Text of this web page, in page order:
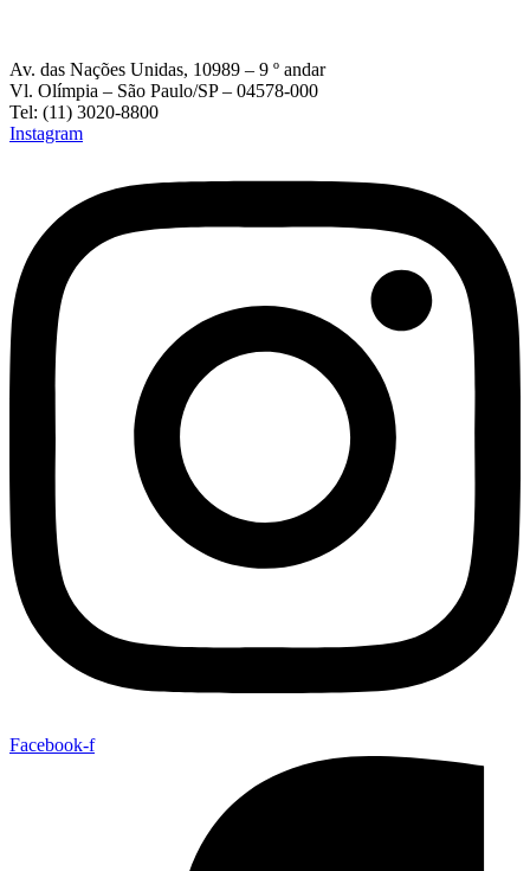
Av. das Nações Unidas, 10989 – 9 º andar
Vl. Olímpia – São Paulo/SP – 04578-000
Tel: (11) 3020-8800
Instagram
Facebook-f